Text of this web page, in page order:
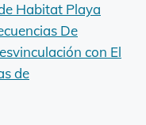
Habitat Playa
De
con El
de